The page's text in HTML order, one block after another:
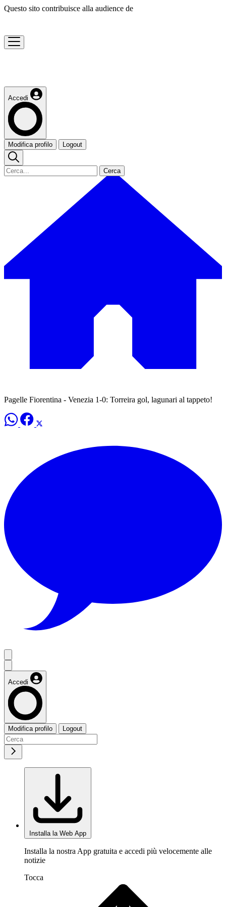
Questo sito contribuisce alla audience de
Accedi
Modifica profilo Logout
Cerca
Pagelle Fiorentina - Venezia 1-0: Torreira gol, lagunari al tappeto!
Accedi
Modifica profilo Logout
Installa la Web App
Installa la nostra App gratuita e accedi più velocemente alle
notizie
Tocca